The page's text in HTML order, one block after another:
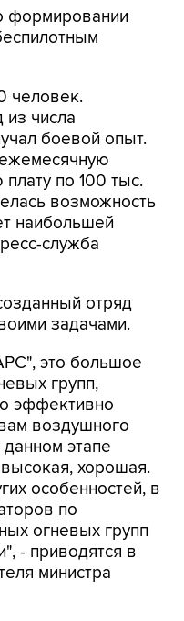
формировании
человек.
числа
боевой опыт.
по 100 тыс.
возможность
наибольшей
служба
отряд
задачами.
это большое
групп,
эффективно
воздушного
этапе
хорошая.
особенностей, в
по
огневых групп
- приводятся в
министра